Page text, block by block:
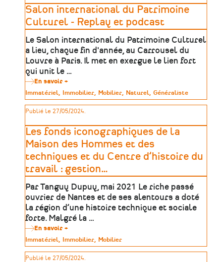
Maine-
et-
Loire
pour
valorisation
de
sites
d’extraction
Salon international du Patrimoine
Culturel - Replay et podcast
Le Salon international du Patrimoine Culturel
a lieu, chaque fin d'année, au Carrousel du
Louvre à Paris. Il met en exergue le lien fort
qui unit le …
En savoir +
Salon
international
du
Patrimoine
-
Replay
et
podcast
Type
de
patrimoine
Immatériel Immobilier Mobilier Naturel Généraliste
Publié le 27/05/2024.
Les fonds iconographiques de la
Maison des Hommes et des
techniques et du Centre d’histoire du
travail : gestion…
Par Tanguy Dupuy, mai 2021 Le riche passé
ouvrier de Nantes et de ses alentours a doté
la région d’une histoire technique et sociale
forte. Malgré la …
En savoir +
fonds
iconographiques
de
Type
de
patrimoine
Immatériel Immobilier Mobilier
Publié le 27/05/2024.